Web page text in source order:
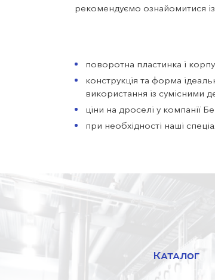
рекомендуємо ознайомитися
поворотна пластинка і
конструкція та форма
використання із сумісними
ціни на дроселі у компанії
при необхідності наші
Сотні задоволених покупців у
Отож, не марнуйте даремно
за вигідними цінами радимо
будь-який регіон чи область
електронною адресою
Каталог